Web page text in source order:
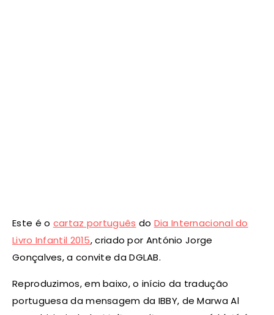
Este é o cartaz português do Dia Internacional do
Livro Infantil 2015, criado por António Jorge
Gonçalves, a convite da DGLAB.
Reproduzimos, em baixo, o início da tradução
portuguesa da mensagem da IBBY, de Marwa Al